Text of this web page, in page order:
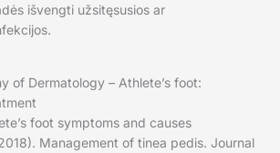
išvengti užsitęsusios ar
of Dermatology – Athlete’s foot:
foot symptoms and causes
Management of tinea pedis. Journal